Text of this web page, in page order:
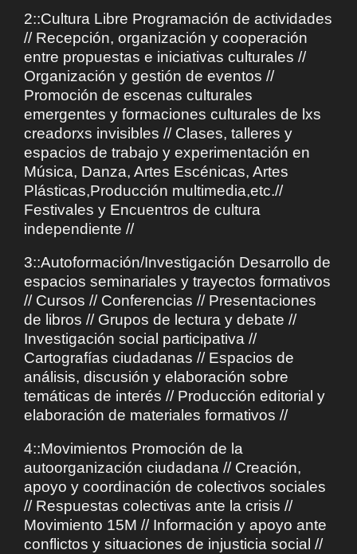
2::Cultura Libre Programación de actividades
// Recepción, organización y cooperación
entre propuestas e iniciativas culturales //
Organización y gestión de eventos //
Promoción de escenas culturales
emergentes y formaciones culturales de lxs
creadorxs invisibles // Clases, talleres y
espacios de trabajo y experimentación en
Música, Danza, Artes Escénicas, Artes
Plásticas,Producción multimedia,etc.//
Festivales y Encuentros de cultura
independiente //
3::Autoformación/Investigación Desarrollo de
espacios seminariales y trayectos formativos
// Cursos // Conferencias // Presentaciones
de libros // Grupos de lectura y debate //
Investigación social participativa //
Cartografías ciudadanas // Espacios de
análisis, discusión y elaboración sobre
temáticas de interés // Producción editorial y
elaboración de materiales formativos //
4::Movimientos Promoción de la
autoorganización ciudadana // Creación,
apoyo y coordinación de colectivos sociales
// Respuestas colectivas ante la crisis //
Movimiento 15M // Información y apoyo ante
conflictos y situaciones de injusticia social //